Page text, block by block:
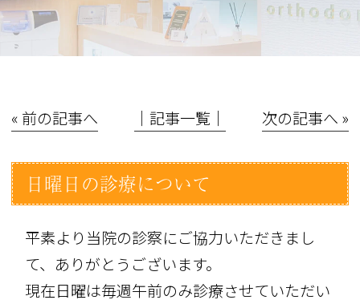
« 前の記事へ │記事一覧│ 次の記事へ »
日曜日の診療について
平素より当院の診察にご協力いただきまし
て、ありがとうございます。
現在日曜は毎週午前のみ診療させていただい